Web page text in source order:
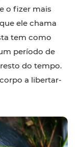
o fizer mais
ele chama
tem como
período de
do tempo.
a libertar-